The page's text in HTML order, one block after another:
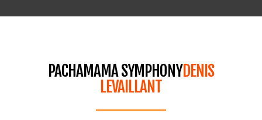
PACHAMAMA SYMPHONYDENIS
LEVAILLANT